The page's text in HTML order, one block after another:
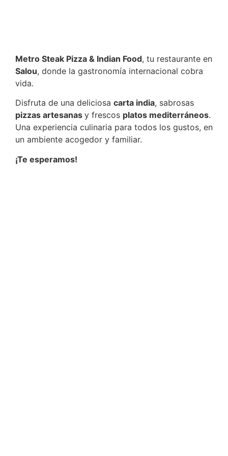
Metro Steak Pizza & Indian Food, tu restaurante en
Salou, donde la gastronomía internacional cobra
vida.
Disfruta de una deliciosa carta india, sabrosas
pizzas artesanas y frescos platos mediterráneos.
Una experiencia culinaria para todos los gustos, en
un ambiente acogedor y familiar.
¡Te esperamos!